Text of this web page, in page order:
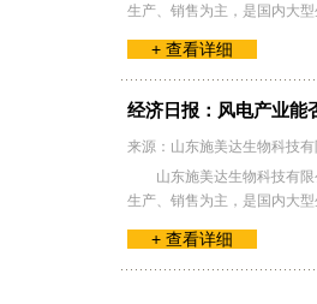
生产、销售为主，是国内大
+ 查看详细
经济日报：风电产业能
来源：山东施美达生物科技
山东施美达生物科技有
生产、销售为主，是国内大
+ 查看详细